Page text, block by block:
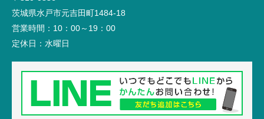
茨城県水戸市元吉田町1484-18
営業時間： 10：00～19：00
定休日： 水曜日